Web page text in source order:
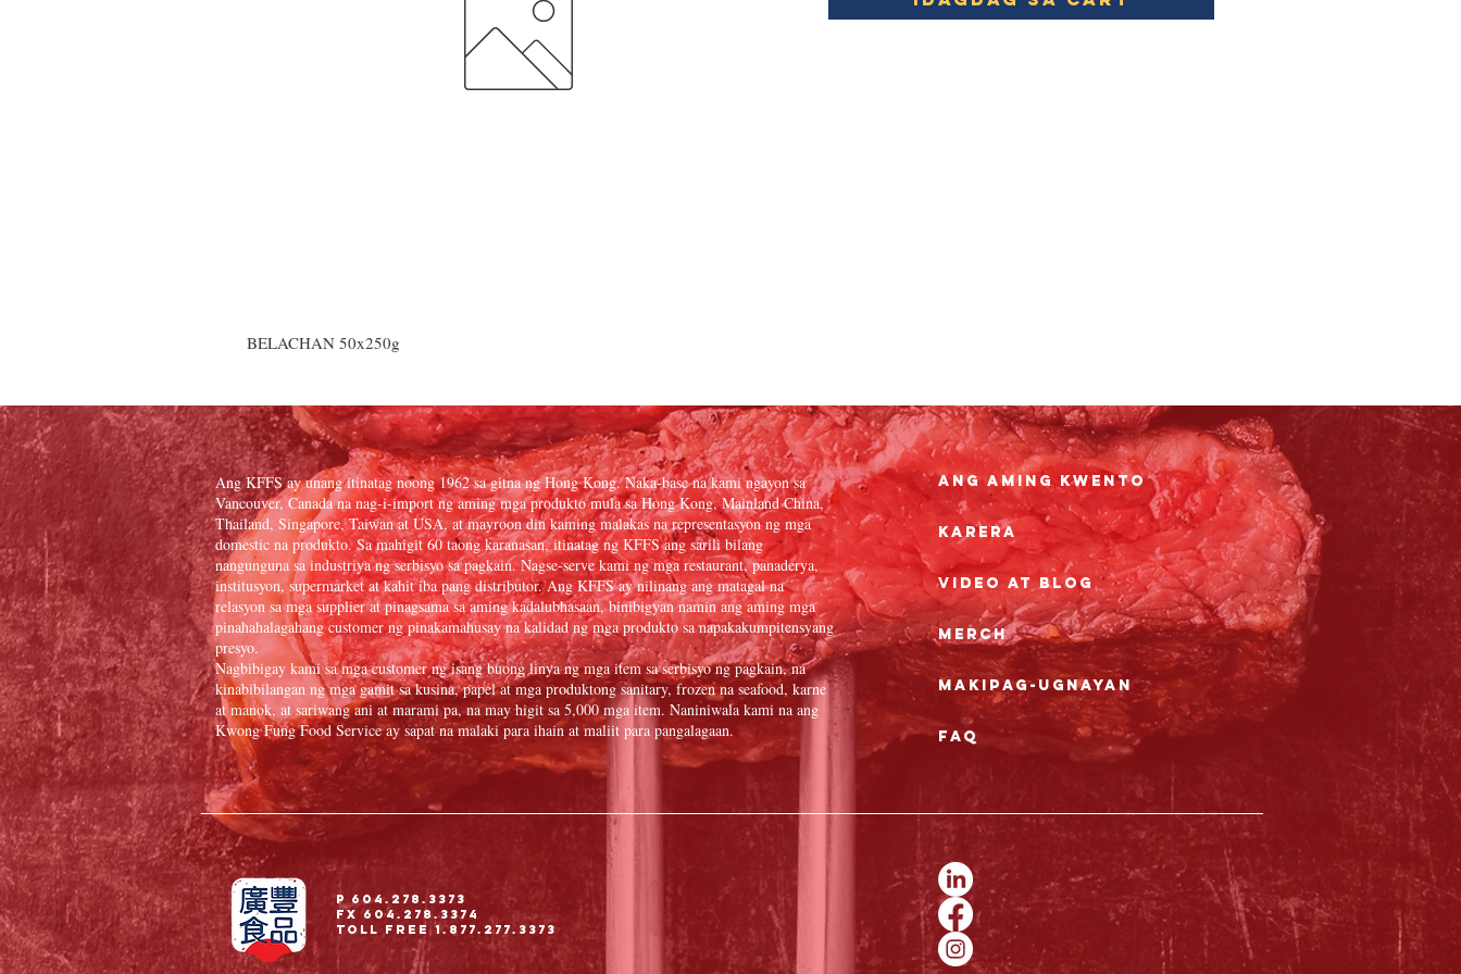
BELACHAN 50x250g
Ang KFFS ay unang itinatag noong 1962 sa gitna ng Hong Kong. Naka-base na kami ngayon sa
Vancouver, Canada na nag-i-import ng aming mga produkto mula sa Hong Kong, Mainland China,
Thailand, Singapore, Taiwan at USA, at mayroon din kaming malakas na representasyon ng mga
domestic na produkto. Sa mahigit 60 taong karanasan, itinatag ng KFFS ang sarili bilang
nangunguna sa industriya ng serbisyo sa pagkain. Nagse-serve kami ng mga restaurant, panaderya,
institusyon, supermarket at kahit iba pang distributor. Ang KFFS ay nilinang ang matagal na
relasyon sa mga supplier at pinagsama sa aming kadalubhasaan, binibigyan namin ang aming mga
pinahahalagahang customer ng pinakamahusay na kalidad ng mga produkto sa napakakumpitensyang
presyo.
Nagbibigay kami sa mga customer ng isang buong linya ng mga item sa serbisyo ng pagkain, na
kinabibilangan ng mga gamit sa kusina, papel at mga produktong sanitary, frozen na seafood, karne
at manok, at sariwang ani at marami pa, na may higit sa 5,000 mga item. Naniniwala kami na ang
Kwong Fung Food Service ay sapat na malaki para ihain at maliit para pangalagaan.
Ang aming Kwento
Karera
Video at Blog
Merch
Makipag-ugnayan
FAQ
P 604.278.3373
Fx 604.278.3374
Toll Free 1.877.277.3373